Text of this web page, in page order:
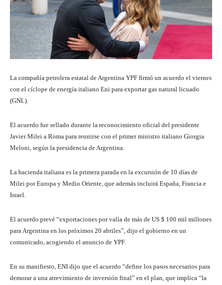
La compañía petrolera estatal de Argentina YPF firmó un acuerdo el viernes
con el cíclope de energía italiano Eni para exportar gas natural licuado
(GNL).
El acuerdo fue sellado durante la reconocimiento oficial del presidente
Javier Milei a Roma para reunirse con el primer ministro italiano Giorgia
Meloni, según la presidencia de Argentina.
La hacienda italiana es la primera parada en la excursión de 10 días de
Milei por Europa y Medio Oriente, que además incluirá España, Francia e
Israel.
El acuerdo prevé “exportaciones por valía de más de US $ 100 mil millones
para Argentina en los próximos 20 abriles”, dijo el gobierno en un
comunicado, acogiendo el anuncio de YPF.
En su manifiesto, ENI dijo que el acuerdo “define los pasos necesarios para
demorar a una atrevimiento de inversión final” en el plan, que implica “la